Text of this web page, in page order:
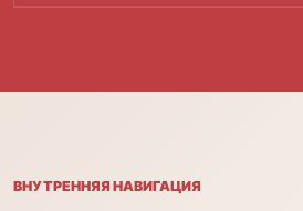
ВНУТРЕННЯЯ НАВИГАЦИЯ